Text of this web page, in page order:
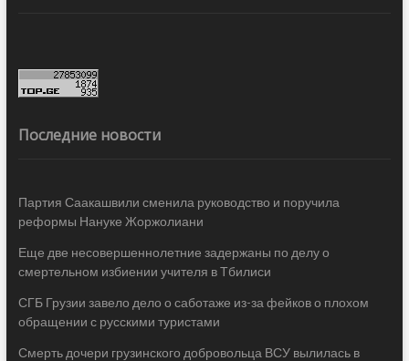
Последние новости
Партия Саакашвили сменила руководство и поручила
реформы Нануке Жоржолиани
Еще две несовершеннолетние задержаны по делу о
смертельном избиении учителя в Тбилиси
СГБ Грузии завело дело о саботаже из-за фейков о плохом
обращении с русскими туристами
Смерть дочери грузинского добровольца ВСУ вылилась в